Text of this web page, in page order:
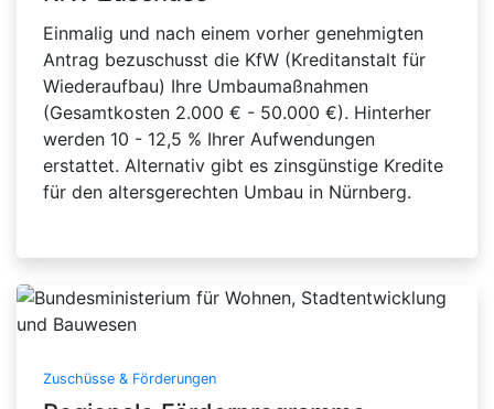
Einmalig und nach einem vorher genehmigten
Antrag bezuschusst die KfW (Kreditanstalt für
Wiederaufbau) Ihre Umbaumaßnahmen
(Gesamtkosten 2.000 € - 50.000 €). Hinterher
werden 10 - 12,5 % Ihrer Aufwendungen
erstattet. Alternativ gibt es zinsgünstige Kredite
für den altersgerechten Umbau in Nürnberg.
Zuschüsse & Förderungen